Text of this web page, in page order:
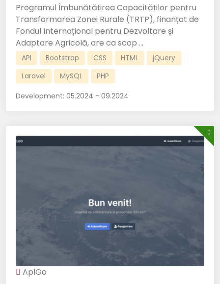
Programul Îmbunătățirea Capacităților pentru
Transformarea Zonei Rurale (TRTP), finanțat de
Fondul Internațional pentru Dezvoltare și
Adaptare Agricolă, are ca scop ...
API Bootstrap CSS HTML
jQuery
Laravel
MySQL PHP
Development: 05.2024 - 09.2024
AplGo